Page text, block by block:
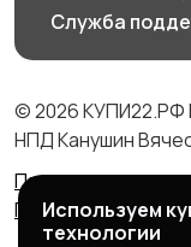
Перевозки,
закупки4
Служба
© 2026 КУПИ22.РФ
НПД Канушин
Правила сервиса
Политика
Используем
технологии